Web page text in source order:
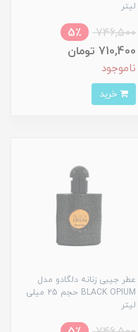
لیتر
746,500
5٪
710,400 تومان
ناموجود
عطر جیبی زنانه دلگادو مدل
BLACK OPIUM حجم 25 میلی
لیتر